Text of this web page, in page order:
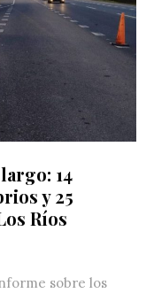
14
y 25
Ríos
sobre los